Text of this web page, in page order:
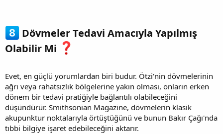
Dövmeler Tedavi Amacıyla Yapılmış
Olabilir Mi
Evet, en güçlü yorumlardan biri budur. Ötzi'nin dövmelerinin
ağrı veya rahatsızlık bölgelerine yakın olması, onların erken
dönem bir tedavi pratiğiyle bağlantılı olabileceğini
düşündürür. Smithsonian Magazine, dövmelerin klasik
akupunktur noktalarıyla örtüştüğünü ve bunun Bakır Çağı'nda
tıbbi bilgiye işaret edebileceğini aktarır.